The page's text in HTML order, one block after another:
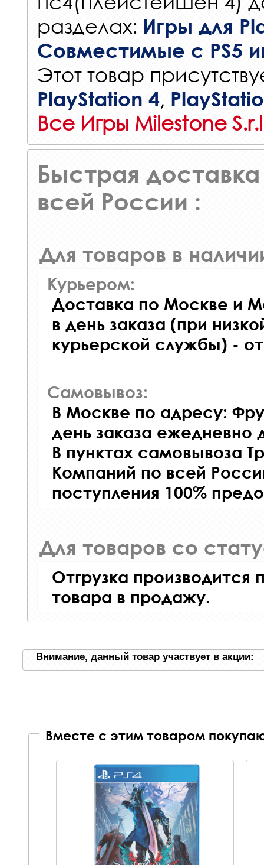
разделах: Игры для
Совместимые с PS5
Этот товар
PlayStation 4,
Все Игры Milestone S.r.l
Быстрая доставка
всей России :
Для товаров в
Курьером:
Доставка по Москве и
в день заказа (при
курьерской службы) -
Самовывоз:
В Москве по адресу:
день заказа ежедневно
В пунктах самовывоза
Компаний по всей
поступления 100%
Для товаров со
Отгрузка производится
товара в продажу.
Внимание, данный товар участвует в акции:
Вместе с этим товаром